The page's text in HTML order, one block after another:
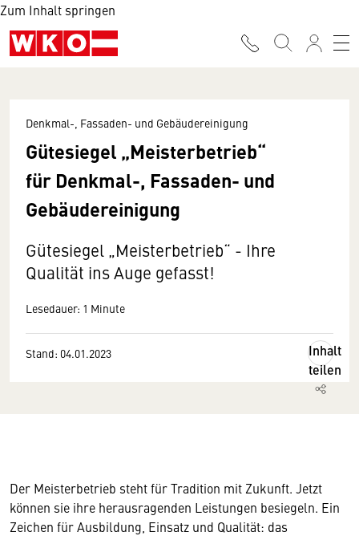
Zum Inhalt springen
Denkmal-, Fassaden- und Gebäudereinigung
Gütesiegel „Meisterbetrieb“
für Denkmal-, Fassaden- und
Gebäudereinigung
Gütesiegel „Meisterbetrieb“ - Ihre
Qualität ins Auge gefasst!
Lesedauer: 1 Minute
Stand: 04.01.2023
Inhalt
teilen
Der Meisterbetrieb steht für Tradition mit Zukunft. Jetzt
können sie ihre herausragenden Leistungen besiegeln. Ein
Zeichen für Ausbildung, Einsatz und Qualität: das